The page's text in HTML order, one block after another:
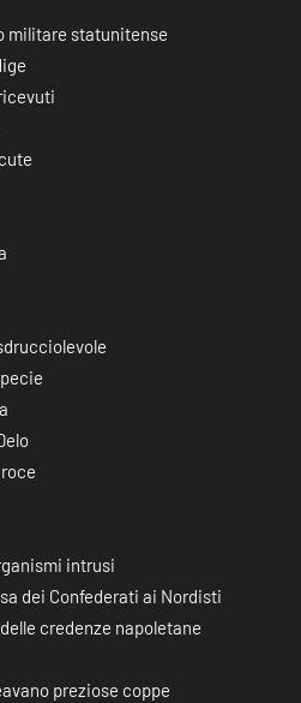
militare statunitense
intrusi
dei Confederati ai Nordisti
credenze napoletane
preziose coppe